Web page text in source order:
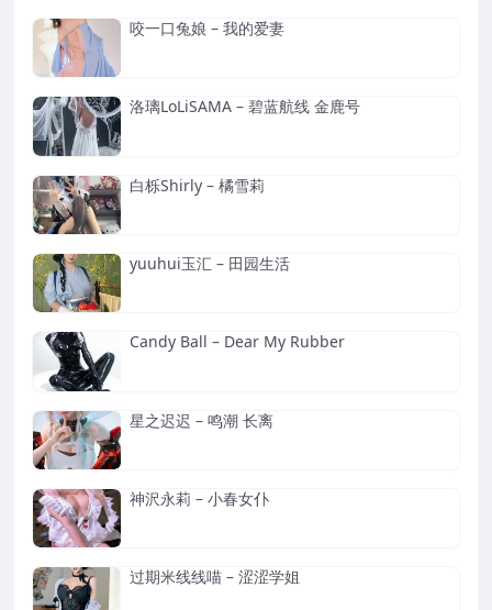
咬一口兔娘 – 我的爱妻
洛璃LoLiSAMA – 碧蓝航线 金鹿号
白栎Shirly – 橘雪莉
yuuhui玉汇 – 田园生活
Candy Ball – Dear My Rubber
星之迟迟 – 鸣潮 长离
神沢永莉 – 小春女仆
过期米线线喵 – 涩涩学姐